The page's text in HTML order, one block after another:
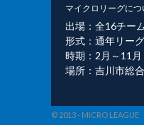
マイクロリーグにつ
出場：全16チー
形式：通年リー
時期：2月～11月
場所：吉川市総
© 2013 - MICRO LEAGUE